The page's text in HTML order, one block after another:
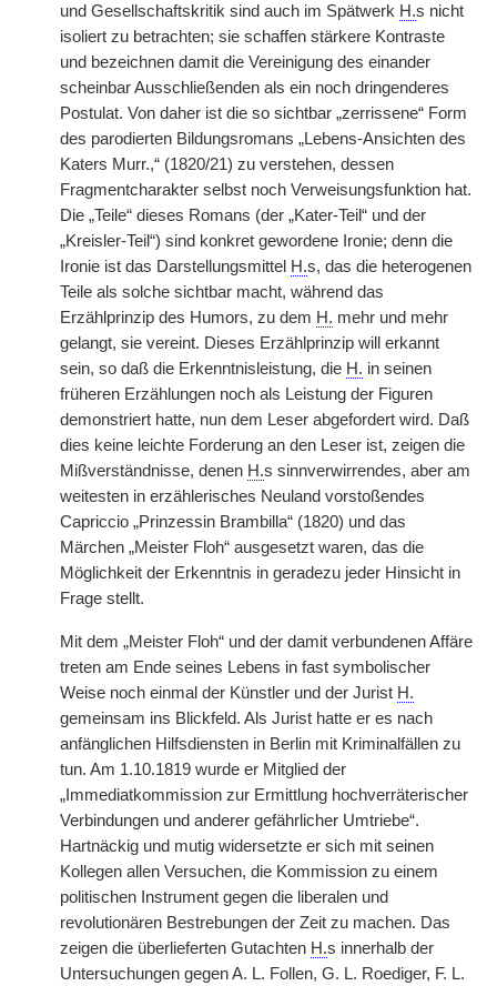
und Gesellschaftskritik sind auch im Spätwerk H.s nicht
isoliert zu betrachten; sie schaffen stärkere Kontraste
und bezeichnen damit die Vereinigung des einander
scheinbar Ausschließenden als ein noch dringenderes
Postulat. Von daher ist die so sichtbar „zerrissene“ Form
des parodierten Bildungsromans „Lebens-Ansichten des
Katers Murr.,“ (1820/21) zu verstehen, dessen
Fragmentcharakter selbst noch Verweisungsfunktion hat.
Die „Teile“ dieses Romans (der „Kater-Teil“ und der
„Kreisler-Teil“) sind konkret gewordene Ironie; denn die
Ironie ist das Darstellungsmittel H.s, das die heterogenen
Teile als solche sichtbar macht, während das
Erzählprinzip des Humors, zu dem H. mehr und mehr
gelangt, sie vereint. Dieses Erzählprinzip will erkannt
sein, so daß die Erkenntnisleistung, die H. in seinen
früheren Erzählungen noch als Leistung der Figuren
demonstriert hatte, nun dem Leser abgefordert wird. Daß
dies keine leichte Forderung an den Leser ist, zeigen die
Mißverständnisse, denen H.s sinnverwirrendes, aber am
weitesten in erzählerisches Neuland vorstoßendes
Capriccio „Prinzessin Brambilla“ (1820) und das
Märchen „Meister Floh“ ausgesetzt waren, das die
Möglichkeit der Erkenntnis in geradezu jeder Hinsicht in
Frage stellt.
Mit dem „Meister Floh“ und der damit verbundenen Affäre
treten am Ende seines Lebens in fast symbolischer
Weise noch einmal der Künstler und der Jurist H.
gemeinsam ins Blickfeld. Als Jurist hatte er es nach
anfänglichen Hilfsdiensten in Berlin mit Kriminalfällen zu
tun. Am 1.10.1819 wurde er Mitglied der
„Immediatkommission zur Ermittlung hochverräterischer
Verbindungen und anderer gefährlicher Umtriebe“.
Hartnäckig und mutig widersetzte er sich mit seinen
Kollegen allen Versuchen, die Kommission zu einem
politischen Instrument gegen die liberalen und
revolutionären Bestrebungen der Zeit zu machen. Das
zeigen die überlieferten Gutachten H.s innerhalb der
Untersuchungen gegen A. L. Follen, G. L. Roediger, F. L.